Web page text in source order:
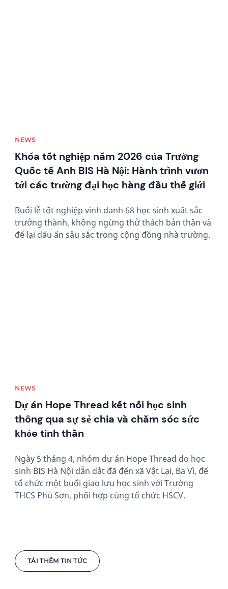
TẢI THÊM TIN TỨC
NEWS
Khóa tốt nghiệp năm 2026 của Trường
Quốc tế Anh BIS Hà Nội: Hành trình vươn
tới các trường đại học hàng đầu thế giới
Buổi lễ tốt nghiệp vinh danh 68 học sinh xuất sắc
trưởng thành, không ngừng thử thách bản thân và
để lại dấu ấn sâu sắc trong cộng đồng nhà trường.
NEWS
Dự án Hope Thread kết nối học sinh
thông qua sự sẻ chia và chăm sóc sức
khỏe tinh thần
Ngày 5 tháng 4, nhóm dự án Hope Thread do học
sinh BIS Hà Nội dẫn dắt đã đến xã Vật Lại, Ba Vì, để
tổ chức một buổi giao lưu học sinh với Trường
THCS Phú Sơn, phối hợp cùng tổ chức HSCV.